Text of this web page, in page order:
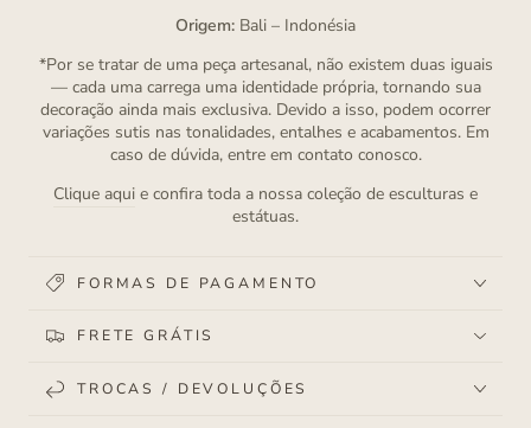
Origem: Bali – Indonésia
*Por se tratar de uma peça artesanal, não existem duas iguais
— cada uma carrega uma identidade própria, tornando sua
decoração ainda mais exclusiva. Devido a isso, podem ocorrer
variações sutis nas tonalidades, entalhes e acabamentos. Em
caso de dúvida, entre em contato conosco.
Clique aqui e confira toda a nossa coleção de esculturas e
estátuas.
FORMAS DE PAGAMENTO
FRETE GRÁTIS
TROCAS / DEVOLUÇÕES